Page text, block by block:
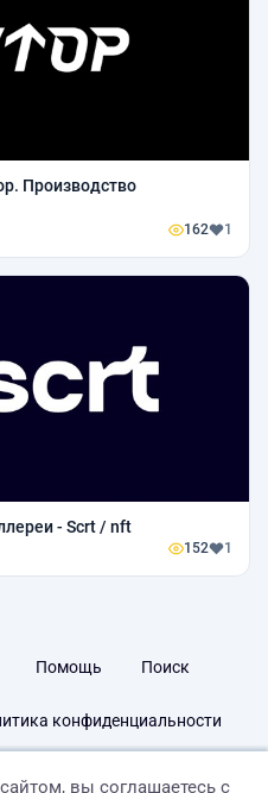
Производство
162 1
- Scrt / nft
152 1
Помощь Поиск
конфиденциальности
вы соглашаетесь с